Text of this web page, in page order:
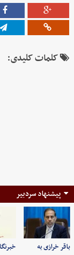
کلمات کلیدی:
پیشنهاد سردبیر
باقر خرازی به